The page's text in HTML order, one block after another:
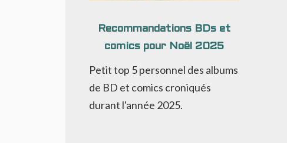
Recommandations BDs et
comics pour Noël 2025
Petit top 5 personnel des albums
de BD et comics croniqués
durant l'année 2025.